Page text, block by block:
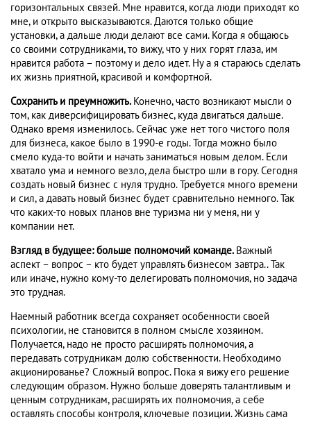
горизонтальных связей. Мне нравится, когда люди приходят ко
мне, и открыто высказываются. Даются только общие
установки, а дальше люди делают все сами. Когда я общаюсь
со своими сотрудниками, то вижу, что у них горят глаза, им
нравится работа – поэтому и дело идет. Ну а я стараюсь сделать
их жизнь приятной, красивой и комфортной.
Сохранить и преумножить. Конечно, часто возникают мысли о
том, как диверсифицировать бизнес, куда двигаться дальше.
Однако время изменилось. Сейчас уже нет того чистого поля
для бизнеса, какое было в 1990-е годы. Тогда можно было
смело куда-то войти и начать заниматься новым делом. Если
хватало ума и немного везло, дела быстро шли в гору. Сегодня
создать новый бизнес с нуля трудно. Требуется много времени
и сил, а давать новый бизнес будет сравнительно немного. Так
что каких-то новых планов вне туризма ни у меня, ни у
компании нет.
Взгляд в будущее: больше полномочий команде. Важный
аспект – вопрос – кто будет управлять бизнесом завтра.. Так
или иначе, нужно кому-то делегировать полномочия, но задача
это трудная.
Наемный работник всегда сохраняет особенности своей
психологии, не становится в полном смысле хозяином.
Получается, надо не просто расширять полномочия, а
передавать сотрудникам долю собственности. Необходимо
акционированье? Сложный вопрос. Пока я вижу его решение
следующим образом. Нужно больше доверять талантливым и
ценным сотрудникам, расширять их полномочия, а себе
оставлять способы контроля, ключевые позиции. Жизнь сама